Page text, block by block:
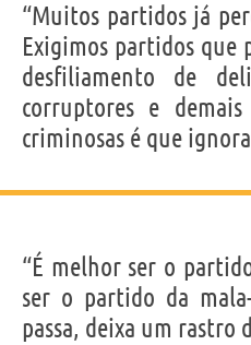
“Muitos partidos já
Exigimos partidos que
desfiliamento de
corruptores e demais
criminosas é que
“É melhor ser o
ser o partido da
passa, deixa um rastro